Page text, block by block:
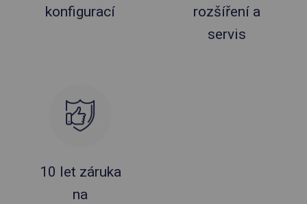
konfigurací
rozšíření a
servis
10 let záruka
na